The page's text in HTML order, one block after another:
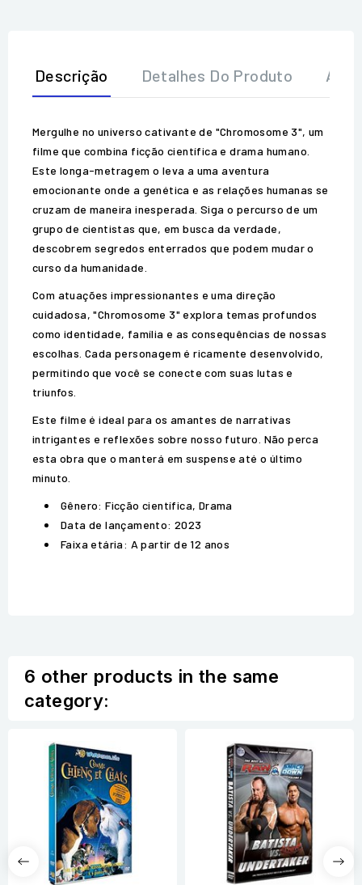
Descrição Detalhes Do Produto
Mergulhe no universo cativante de "Chromosome 3", um
filme que combina ficção científica e drama humano.
Este longa-metragem o leva a uma aventura
emocionante onde a genética e as relações humanas se
cruzam de maneira inesperada. Siga o percurso de um
grupo de cientistas que, em busca da verdade,
descobrem segredos enterrados que podem mudar o
curso da humanidade.
Com atuações impressionantes e uma direção
cuidadosa, "Chromosome 3" explora temas profundos
como identidade, família e as consequências de nossas
escolhas. Cada personagem é ricamente desenvolvido,
permitindo que você se conecte com suas lutas e
triunfos.
Este filme é ideal para os amantes de narrativas
intrigantes e reflexões sobre nosso futuro. Não perca
esta obra que o manterá em suspense até o último
minuto.
Gênero: Ficção científica, Drama
Data de lançamento: 2023
Faixa etária: A partir de 12 anos
6 other products in the same
category: